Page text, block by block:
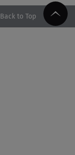
Back to Top